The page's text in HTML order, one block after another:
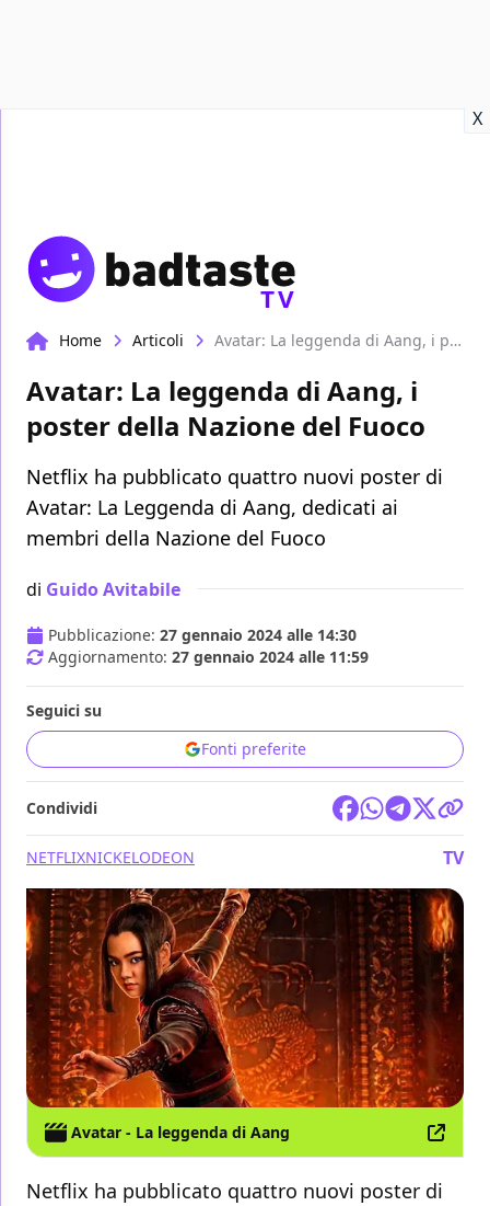
X
TV
Home Articoli Avatar: La leggenda di Aang, i poster della Nazione del Fuoco
Avatar: La leggenda di Aang, i
poster della Nazione del Fuoco
Netflix ha pubblicato quattro nuovi poster di
Avatar: La Leggenda di Aang, dedicati ai
membri della Nazione del Fuoco
di Guido Avitabile
Pubblicazione: 27 gennaio 2024 alle 14:30
Aggiornamento: 27 gennaio 2024 alle 11:59
Seguici su
Fonti preferite
Condividi
NETFLIXNICKELODEON TV
Avatar - La leggenda di Aang
Netflix ha pubblicato quattro nuovi poster di